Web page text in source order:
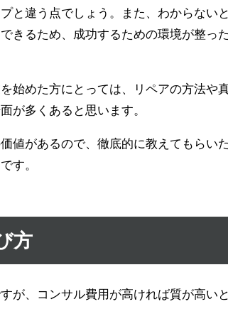
と違う点でしょう。また、わからない
きるため、成功するための環境が整っ
始めた方にとっては、リペアの方法や
が多くあると思います。
値があるので、徹底的に教えてもらい
す。
方
が、コンサル費用が高ければ質が高い